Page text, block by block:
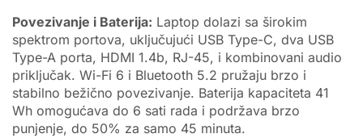
Povezivanje i Baterija: Laptop dolazi sa širokim
spektrom portova, uključujući USB Type-C, dva USB
Type-A porta, HDMI 1.4b, RJ-45, i kombinovani audio
priključak. Wi-Fi 6 i Bluetooth 5.2 pružaju brzo i
stabilno bežično povezivanje. Baterija kapaciteta 41
Wh omogućava do 6 sati rada i podržava brzo
punjenje, do 50% za samo 45 minuta.